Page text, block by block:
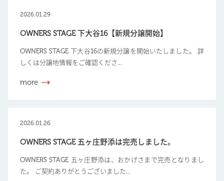
2026.01.29
OWNERS STAGE 下大谷16【新規分譲開始】
OWNERS STAGE 下大谷16の新規分譲を開始いたしました。 詳
しくは分譲地情報をご確認くださ...
more
2026.01.26
OWNERS STAGE 五ヶ庄野添は完売しました。
OWNERS STAGE 五ヶ庄野添は、おかげさまで完売となりまし
た。 ご契約ありがとうございました...